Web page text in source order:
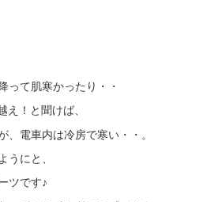
って肌寒かったり・・
！と聞けば、
、電車内は冷房で寒い・・。
うにと、
ツです♪